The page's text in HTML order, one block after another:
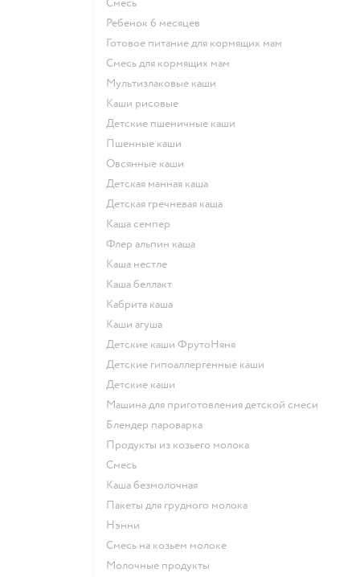
смесь
ребенок 6 месяцев
готовое питание для кормящих мам
смесь для кормящих мам
Мультизлаковые каши
Каши рисовые
Детские пшеничные каши
Пшенные каши
овсянные каши
детская манная каша
детская гречневая каша
каша семпер
флер альпин каша
каша нестле
каша беллакт
кабрита каша
каши агуша
Детские каши ФрутоНяня
Детские гипоаллергенные каши
детские каши
машина для приготовления детской смеси
блендер пароварка
продукты из козьего молока
смесь
каша безмолочная
пакеты для грудного молока
нэнни
смесь на козьем молоке
молочные продукты